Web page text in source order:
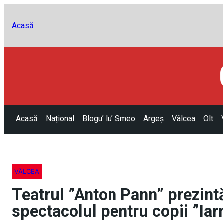
Acasă
Acasă Național Blogu’ lu’ Smeo Argeș Vâlcea Olt
VÂLCEA
Teatrul ”Anton Pann”
spectacolul pentru copii